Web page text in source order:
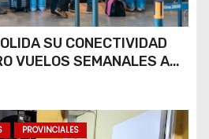
SU CONECTIVIDAD
VUELOS SEMANALES A
PROVINCIALES